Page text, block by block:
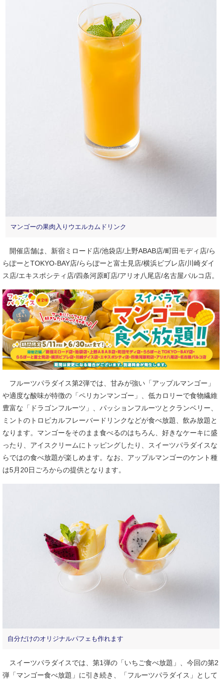
マンゴーの果肉入りウエルカムドリンク
開催店舗は、新宿ミロード店/池袋店/上野ABAB店/町田モディ店/ら
らぽーとTOKYO-BAY店/ららぽーと富士見店/横浜ビブレ店/川崎ダイ
ス店/エキスポシティ店/四条河原町店/アリオ八尾店/名古屋パルコ店。
フルーツパラダイス第2弾では、甘みが強い「アップルマンゴー」
や適度な酸味が特徴の「ペリカンマンゴー」、低カロリーで食物繊維
豊富な「ドラゴンフルーツ」、パッションフルーツとクランベリー、
ミントのトロピカルフレーバードリンクなどが食べ放題、飲み放題と
なります。マンゴーをそのまま食べるのはちろん、好きなケーキに盛
ったり、アイスクリームにトッピングしたり、スイーツパラダイスな
らではの食べ放題が楽しめます。なお、アップルマンゴーのケント種
は5月20日ごろからの提供となります。
自分だけのオリジナルパフェも作れます
スイーツパラダイスでは、第1弾の「いちご食べ放題」、今回の第2
弾「マンゴー食べ放題」に引き続き、「フルーツパラダイス」として